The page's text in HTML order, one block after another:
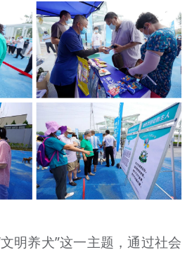
明养犬”这一主题，通过社会